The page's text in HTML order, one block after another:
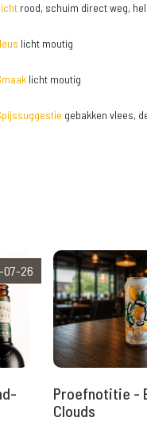
rood, schuim direct weg,
licht moutig
licht moutig
gebakken vlees,
07-26
Proefnotitie -
Clouds